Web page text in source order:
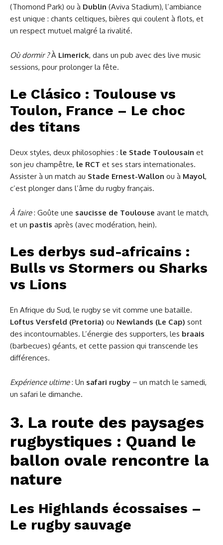
(Thomond Park) ou à Dublin (Aviva Stadium), l’ambiance
est unique : chants celtiques, bières qui coulent à flots, et
un respect mutuel malgré la rivalité.
Où dormir ?À Limerick, dans un pub avec des live music
sessions, pour prolonger la fête.
Le Clásico : Toulouse vs
Toulon, France – Le choc
des titans
Deux styles, deux philosophies : le Stade Toulousain et
son jeu champêtre, le RCT et ses stars internationales.
Assister à un match au Stade Ernest-Wallon ou à Mayol,
c’est plonger dans l’âme du rugby français.
À faire: Goûte une saucisse de Toulouse avant le match,
et un pastis après (avec modération, hein).
Les derbys sud-africains :
Bulls vs Stormers ou Sharks
vs Lions
En Afrique du Sud, le rugby se vit comme une bataille.
Loftus Versfeld (Pretoria) ou Newlands (Le Cap) sont
des incontournables. L’énergie des supporters, les braais
(barbecues) géants, et cette passion qui transcende les
différences.
Expérience ultime: Un safari rugby – un match le samedi,
un safari le dimanche.
3. La route des paysages
rugbystiques : Quand le
ballon ovale rencontre la
nature
Les Highlands écossaises –
Le rugby sauvage